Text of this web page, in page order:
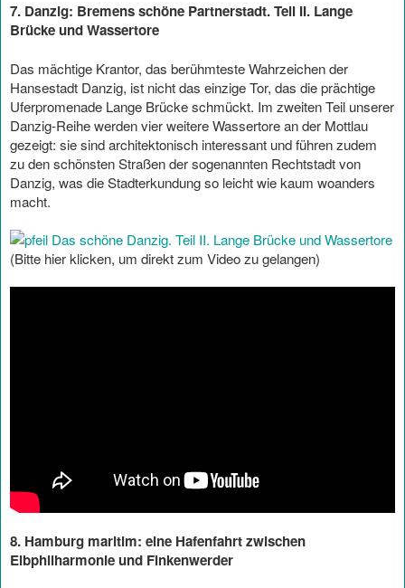
7. Danzig: Bremens schöne Partnerstadt. Teil II. Lange
Brücke und Wassertore
Das mächtige Krantor, das berühmteste Wahrzeichen der
Hansestadt Danzig, ist nicht das einzige Tor, das die prächtige
Uferpromenade Lange Brücke schmückt. Im zweiten Teil unserer
Danzig-Reihe werden vier weitere Wassertore an der Mottlau
gezeigt: sie sind architektonisch interessant und führen zudem
zu den schönsten Straßen der sogenannten Rechtstadt von
Danzig, was die Stadterkundung so leicht wie kaum woanders
macht.
Das schöne Danzig. Teil II. Lange Brücke und Wassertore
(Bitte hier klicken, um direkt zum Video zu gelangen)
8. Hamburg maritim: eine Hafenfahrt zwischen
Elbphilharmonie und Finkenwerder